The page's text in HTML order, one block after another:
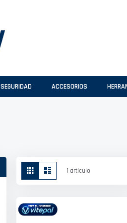
SEGURIDAD ACCESORIOS
Ver
como
Parrilla 1 artículo